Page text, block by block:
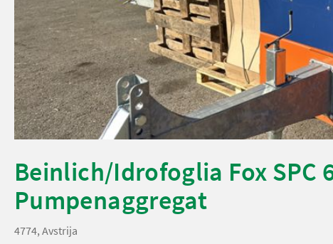
Beinlich/Idrofoglia Fox SPC
Pumpenaggregat
4774, Avstrija